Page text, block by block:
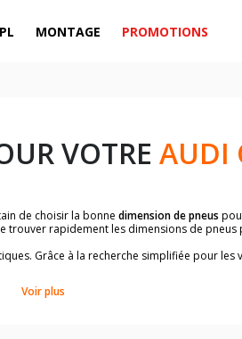
MONTAGE PROMOTIONS
VOTRE AUDI
de choisir la bonne dimension de pneus
trouver rapidement les dimensions de
Grâce à la recherche simplifiée pour les
Voir plus